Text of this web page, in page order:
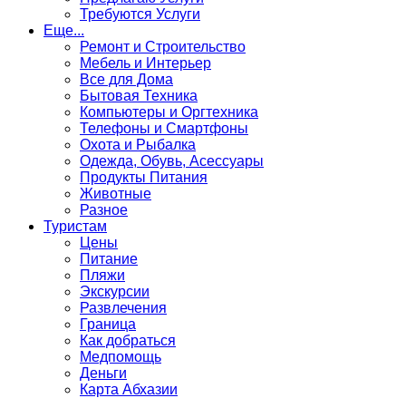
Требуются Услуги
Еще...
Ремонт и Строительство
Мебель и Интерьер
Все для Дома
Бытовая Техника
Компьютеры и Оргтехника
Телефоны и Смартфоны
Охота и Рыбалка
Одежда, Обувь, Асессуары
Продукты Питания
Животные
Разное
Туристам
Цены
Питание
Пляжи
Экскурсии
Развлечения
Граница
Как добраться
Медпомощь
Деньги
Карта Абхазии